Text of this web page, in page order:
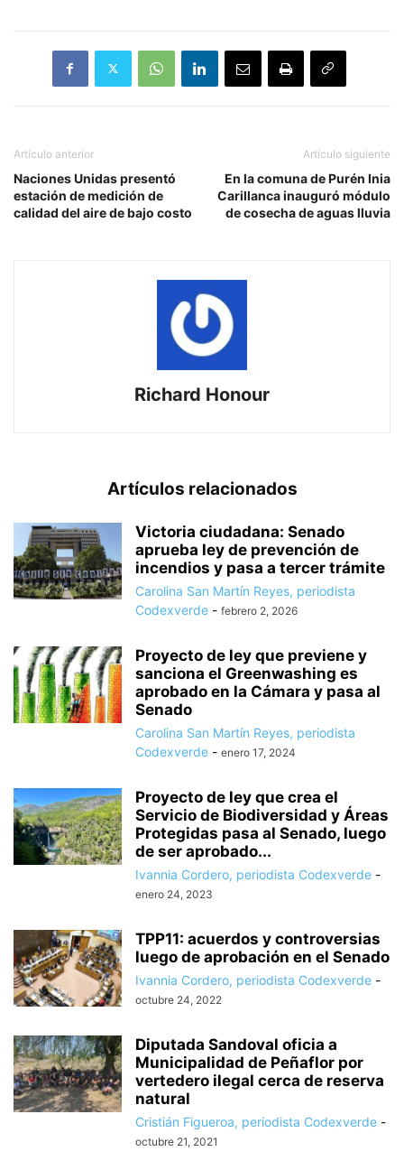
Artículo anterior
Naciones Unidas presentó
estación de medición de
calidad del aire de bajo costo
Artículo siguiente
En la comuna de Purén Inia
Carillanca inauguró módulo
de cosecha de aguas lluvia
Richard Honour
Artículos relacionados
Victoria ciudadana: Senado
aprueba ley de prevención de
incendios y pasa a tercer trámite
Carolina San Martín Reyes, periodista
Codexverde - febrero 2, 2026
Proyecto de ley que previene y
sanciona el Greenwashing es
aprobado en la Cámara y pasa al
Senado
Carolina San Martín Reyes, periodista
Codexverde - enero 17, 2024
Proyecto de ley que crea el
Servicio de Biodiversidad y Áreas
Protegidas pasa al Senado, luego
de ser aprobado...
Ivannia Cordero, periodista Codexverde -
enero 24, 2023
TPP11: acuerdos y controversias
luego de aprobación en el Senado
Ivannia Cordero, periodista Codexverde -
octubre 24, 2022
Diputada Sandoval oficia a
Municipalidad de Peñaflor por
vertedero ilegal cerca de reserva
natural
Cristián Figueroa, periodista Codexverde -
octubre 21, 2021